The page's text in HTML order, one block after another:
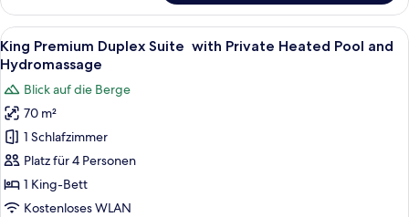
Guestroom with
Private
Outdoor
Hot
Tub
Alle
Fotos
für
King Premium
Duplex
Suite
with Private Heated
Pool and
Hydromassage
Ein überdachter Außenbereich mit
16
King Premium Duplex Suite with Private Heated Pool and
Hydromassage
Blick auf die Berge
70 m²
1 Schlafzimmer
Platz für 4 Personen
1 King-Bett
Kostenloses WLAN